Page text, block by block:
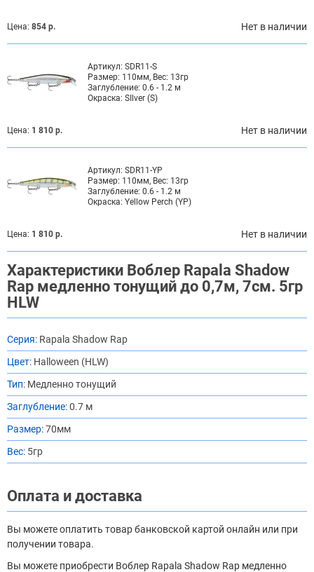
Цена: 854 р. Нет в наличии
Артикул: SDR11-S
Размер: 110мм, Вес: 13гр
Заглубление: 0.6 - 1.2 м
Окраска: SIlver (S)
Цена: 1 810 р. Нет в наличии
Артикул: SDR11-YP
Размер: 110мм, Вес: 13гр
Заглубление: 0.6 - 1.2 м
Окраска: Yellow Perch (YP)
Цена: 1 810 р. Нет в наличии
Характеристики Воблер Rapala Shadow
Rap медленно тонущий до 0,7м, 7см. 5гр
HLW
Серия: Rapala Shadow Rap
Цвет: Halloween (HLW)
Тип: Медленно тонущий
Заглубление:0.7 м
Размер:70мм
Вес: 5гр
Оплата и доставка
Вы можете оплатить товар банковской картой онлайн или при
получении товара.
Вы можете приобрести Воблер Rapala Shadow Rap медленно